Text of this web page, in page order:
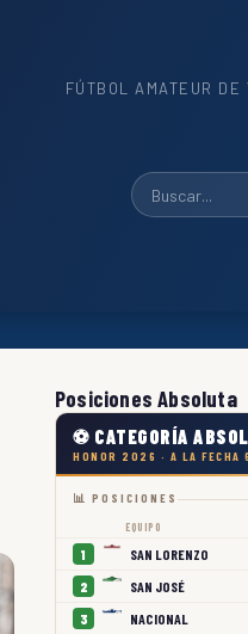
FÚTBOL AMATEUR DE
Posiciones Absoluta
⚽ CATEGORÍA
HONOR 2026 · A LA FECHA 6
📊 POSICIONES
EQUIPO
1 SAN LORENZO
2 SAN JOSÉ
3 NACIONAL